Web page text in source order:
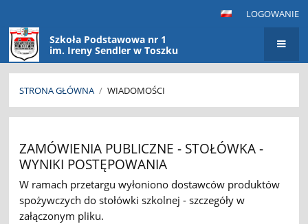
LOGOWANIE
Szkoła Podstawowa nr 1
im. Ireny Sendler w Toszku
STRONA GŁÓWNA / WIADOMOŚCI
ZAMÓWIENIA PUBLICZNE - STOŁÓWKA -
WYNIKI POSTĘPOWANIA
W ramach przetargu wyłoniono dostawców produktów
spożywczych do stołówki szkolnej - szczegóły w
załączonym pliku.